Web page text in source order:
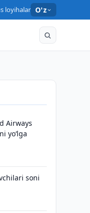
loyihalar O'z
Airways
yo‘lga
soni